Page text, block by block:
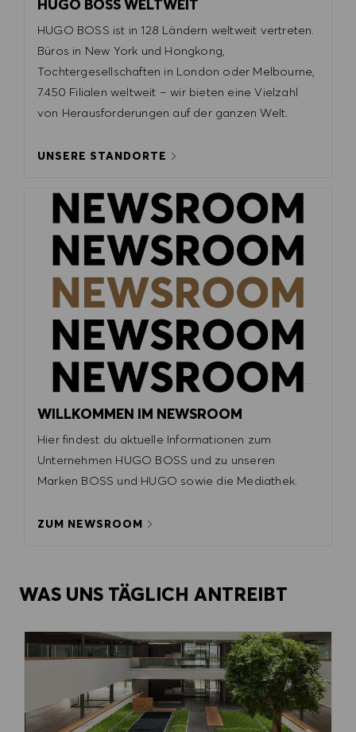
HUGO BOSS WELTWEIT
HUGO BOSS ist in 128 Ländern weltweit vertreten.
Büros in New York und Hongkong,
Tochtergesellschaften in London oder Melbourne,
7.450 Filialen weltweit – wir bieten eine Vielzahl
von Herausforderungen auf der ganzen Welt.​​​​​
UNSERE STANDORTE
WILLKOMMEN IM NEWSROOM
Hier findest du aktuelle Informationen zum
Unternehmen HUGO BOSS und zu unseren
Marken BOSS und HUGO sowie die Mediathek. ​​​​​​
ZUM NEWSROOM
WAS UNS TÄGLICH ANTREIBT